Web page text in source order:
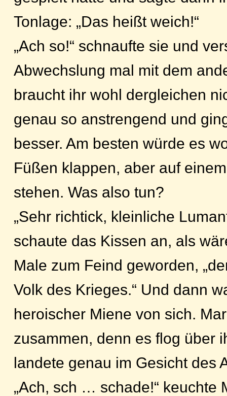
Tonlage: „Das heißt weich!“
„Ach so!“ schnaufte sie und
Abwechslung mal mit dem
braucht ihr wohl dergleichen
genau so anstrengend und
besser. Am besten würde es
Füßen klappen, aber auf
stehen. Was also tun?
„Sehr richtick, kleinliche
schaute das Kissen an, als
Male zum Feind geworden,
Volk des Krieges.“ Und dann
heroischer Miene von sich.
zusammen, denn es flog über
landete genau im Gesicht des
„Ach, sch … schade!“ keuchte